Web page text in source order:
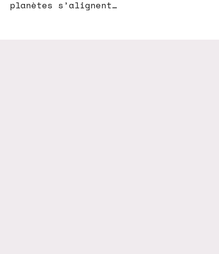
planètes s’alignent…